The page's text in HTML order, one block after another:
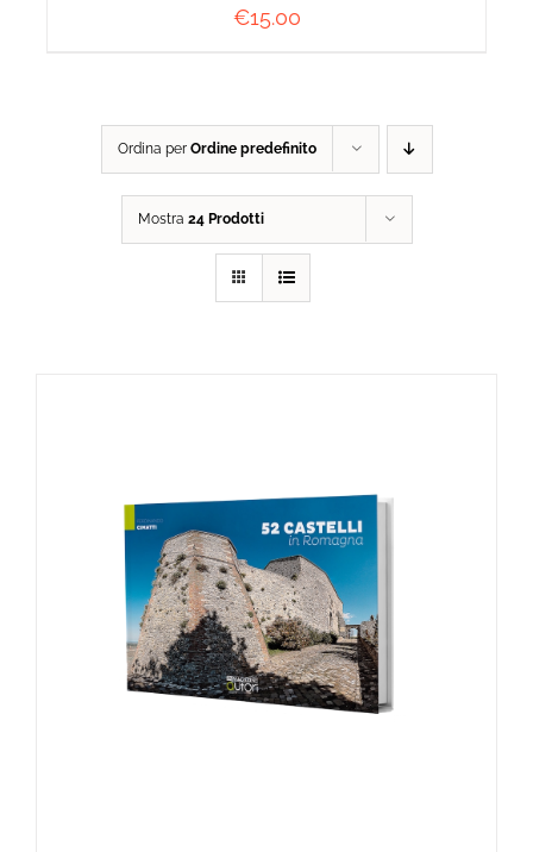
€15.00
Ordina per Ordine predefinito
Mostra 24 Prodotti
AGGIUNGI AL CARRELLO / DETTAGLI